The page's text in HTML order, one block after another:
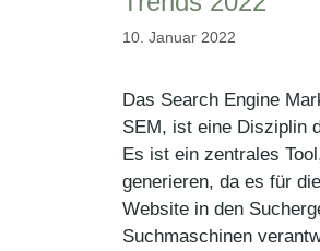
10. Januar 2022
Das Search Engine
SEM, ist eine Disziplin
Es ist ein zentrales
generieren, da es für
Website in den
Suchmaschinen